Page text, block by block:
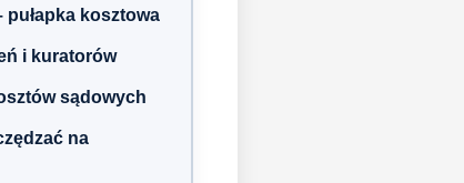
pułapka kosztowa
i kuratorów
sądowych
na